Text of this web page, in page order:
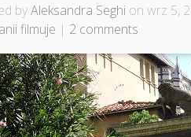
byAleksandra Seghi on wrz 5,
filmuje | 2 comments